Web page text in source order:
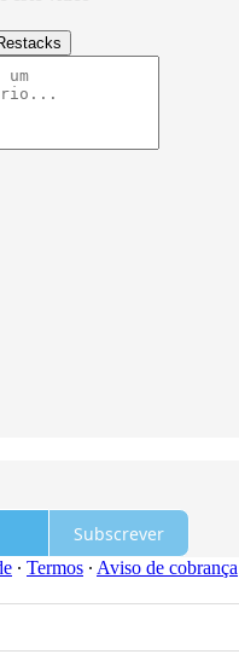
Subscrever
∙ Termos ∙ Aviso de cobrança